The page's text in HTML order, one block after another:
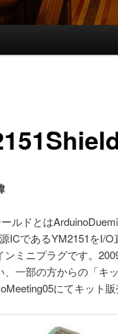
ルドとは
ICであるYM2151をI/
ンミニプラグです。
、一部の方からの「キ
にてキット販